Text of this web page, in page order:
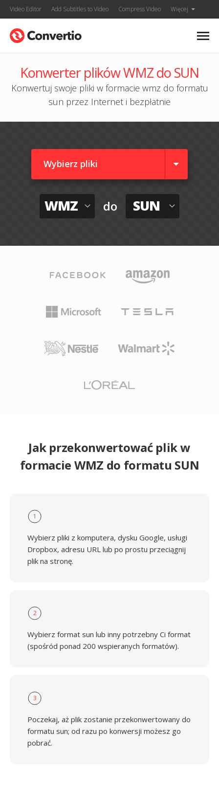
Video Editor Add Subtitles to Video Compress Video Więcej
Konwerter plików WMZ do SUN
Konwertuj swoje pliki w formacie wmz do formatu
sun przez Internet i bezpłatnie
Wybierz pliki
WMZ do SUN
Jak przekonwertować plik w
formacie WMZ do formatu SUN
1
Wybierz pliki z komputera, dysku Google, usługi
Dropbox, adresu URL lub po prostu przeciągnij
plik na stronę.
2
Wybierz format sun lub inny potrzebny Ci format
(spośród ponad 200 wspieranych formatów).
3
Poczekaj, aż plik zostanie przekonwertowany do
formatu sun; od razu po konwersji możesz go
pobrać.